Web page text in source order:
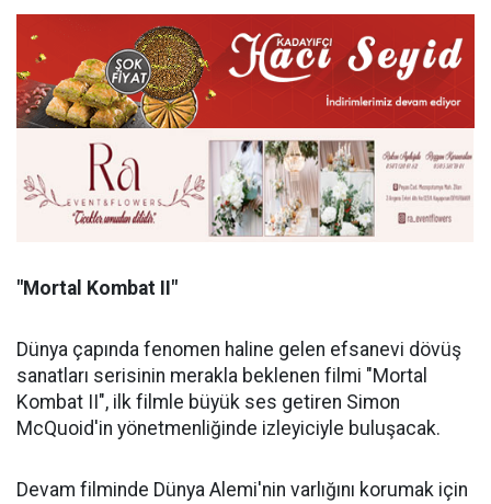
"Mortal Kombat II"
Dünya çapında fenomen haline gelen efsanevi dövüş
sanatları serisinin merakla beklenen filmi "Mortal
Kombat II", ilk filmle büyük ses getiren Simon
McQuoid'in yönetmenliğinde izleyiciyle buluşacak.
Devam filminde Dünya Alemi'nin varlığını korumak için